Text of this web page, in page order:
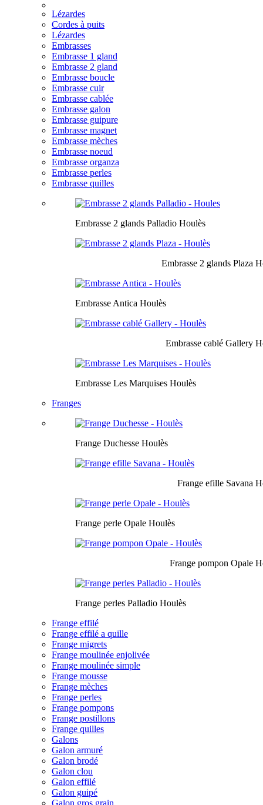
Lézardes
Cordes à puits
Lézardes
Embrasses
Embrasse 1 gland
Embrasse 2 gland
Embrasse boucle
Embrasse cuir
Embrasse cablée
Embrasse galon
Embrasse guipure
Embrasse magnet
Embrasse mèches
Embrasse noeud
Embrasse organza
Embrasse perles
Embrasse quilles
Embrasse 2 glands Palladio Houlès
Embrasse 2 glands Plaza
Embrasse Antica Houlès
Embrasse cablé Gallery
Embrasse Les Marquises Houlès
Franges
Frange Duchesse Houlès
Frange efille Savana
Frange perle Opale Houlès
Frange pompon Opale
Frange perles Palladio Houlès
Frange effilé
Frange effilé a quille
Frange migrets
Frange moulinée enjolivée
Frange moulinée simple
Frange mousse
Frange mèches
Frange perles
Frange pompons
Frange postillons
Frange quilles
Galons
Galon armuré
Galon brodé
Galon clou
Galon effilé
Galon guipé
Galon gros grain